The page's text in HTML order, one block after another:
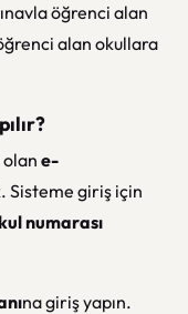
öğrenci alan
alan okullara
olan e-
Sisteme giriş için
numarası
na giriş yapın.